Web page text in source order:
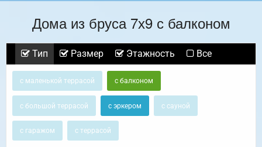
Дома из бруса 7х9 с балконом
Тип Размер Этажность Все
с маленькой террасой с балконом
с большой террасой с эркером с сауной
с гаражом с террасой